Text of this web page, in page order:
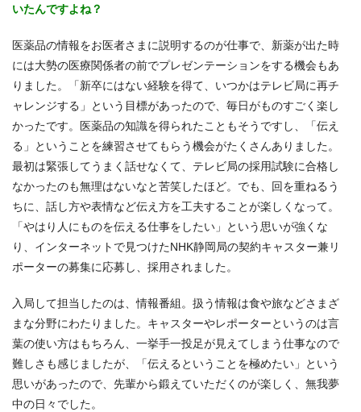
いたんですよね？
医薬品の情報をお医者さまに説明するのが仕事で、新薬が出た時
には大勢の医療関係者の前でプレゼンテーションをする機会もあ
りました。「新卒にはない経験を得て、いつかはテレビ局に再チ
ャレンジする」という目標があったので、毎日がものすごく楽し
かったです。医薬品の知識を得られたこともそうですし、「伝え
る」ということを練習させてもらう機会がたくさんありました。
最初は緊張してうまく話せなくて、テレビ局の採用試験に合格し
なかったのも無理はないなと苦笑したほど。でも、回を重ねるう
ちに、話し方や表情など伝え方を工夫することが楽しくなって。
「やはり人にものを伝える仕事をしたい」という思いが強くな
り、インターネットで見つけたNHK静岡局の契約キャスター兼リ
ポーターの募集に応募し、採用されました。
入局して担当したのは、情報番組。扱う情報は食や旅などさまざ
まな分野にわたりました。キャスターやレポーターというのは言
葉の使い方はもちろん、一挙手一投足が見えてしまう仕事なので
難しさも感じましたが、「伝えるということを極めたい」という
思いがあったので、先輩から鍛えていただくのが楽しく、無我夢
中の日々でした。